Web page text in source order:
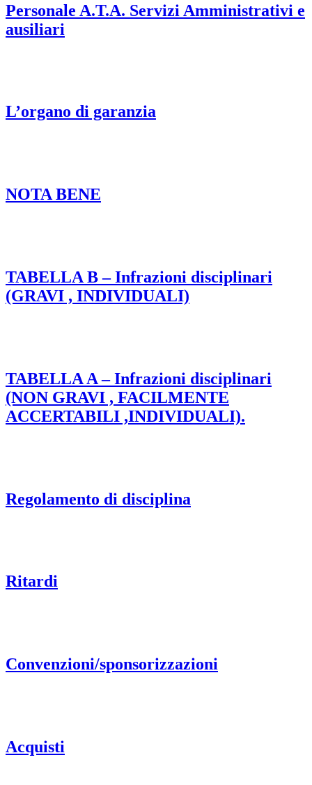
Personale A.T.A. Servizi Amministrativi e
ausiliari
L’organo di garanzia
NOTA BENE
TABELLA B – Infrazioni disciplinari
(GRAVI , INDIVIDUALI)
TABELLA A – Infrazioni disciplinari
(NON GRAVI , FACILMENTE
ACCERTABILI ,INDIVIDUALI).
Regolamento di disciplina
Ritardi
Convenzioni/sponsorizzazioni
Acquisti